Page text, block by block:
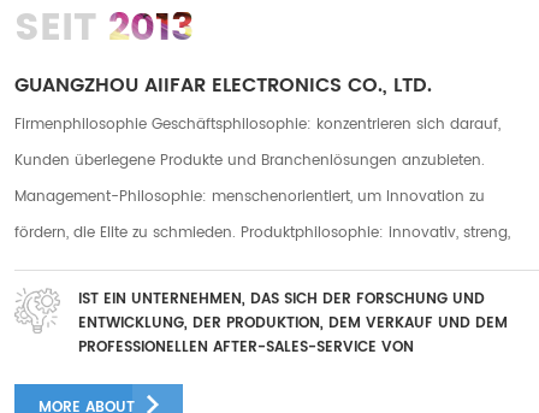
SEIT 2013
GUANGZHOU AIIFAR ELECTRONICS CO., LTD.
Firmenphilosophie Geschäftsphilosophie: konzentrieren sich darauf,
Kunden überlegene Produkte und Branchenlösungen anzubieten.
Management-Philosophie: menschenorientiert, um Innovation zu
fördern, die Elite zu schmieden. Produktphilosophie: innovativ, streng,
praktisch. Servicephilosophie: fürsorglicher Service, rücksichtsvoller
Service Unser Unternehmen hat zwei Fabriken in Guanazhou und
Foshan mit einer Gesamtfabrikfläche von mehr als 10.000
IST EIN UNTERNEHMEN, DAS SICH DER FORSCHUNG UND
ENTWICKLUNG, DER PRODUKTION, DEM VERKAUF UND DEM
PROFESSIONELLEN AFTER-SALES-SERVICE VON
MORE ABOUT